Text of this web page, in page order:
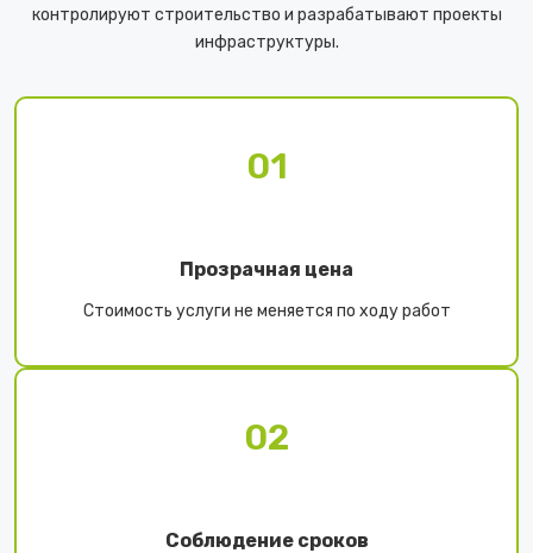
контролируют строительство и разрабатывают проекты
инфраструктуры.
01
Прозрачная цена
Стоимость услуги не меняется по ходу работ
02
Соблюдение сроков